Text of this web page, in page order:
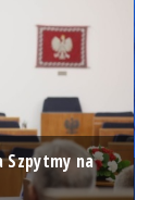
Szpytmy na